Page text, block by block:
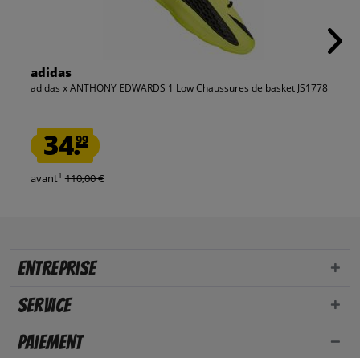
adidas
adidas x ANTHONY EDWARDS 1 Low Chaussures de basket JS1778
34.99
avant1 110,00 €
Entreprise
Service
Paiement